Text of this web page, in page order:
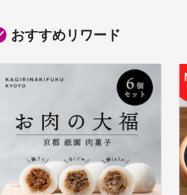
おすすめリワード